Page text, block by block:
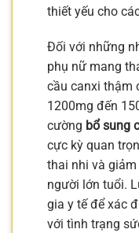
thiết yếu cho
Đối với những
phụ nữ mang
cầu canxi thậm
1200mg đến
cường bổ sung
cực kỳ quan
thai nhi và
người lớn tuổi.
gia y tế để xác
với tình trạng